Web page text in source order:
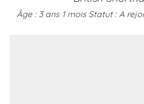
Âge : 3 ans 1 mois Statut : A